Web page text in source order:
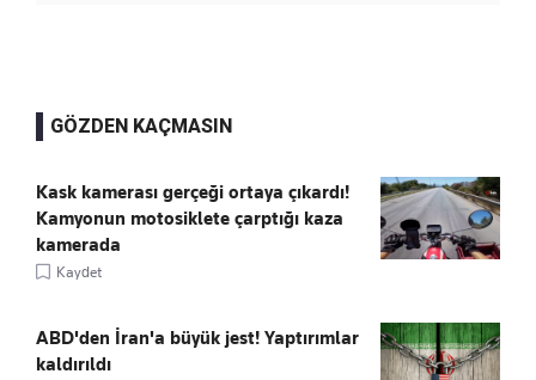
GÖZDEN KAÇMASIN
Kask kamerası gerçeği ortaya çıkardı!
Kamyonun motosiklete çarptığı kaza
kamerada
Kaydet
ABD'den İran'a büyük jest! Yaptırımlar
kaldırıldı